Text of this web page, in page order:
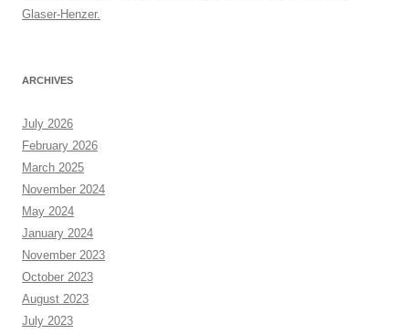
Glaser-Henzer.
ARCHIVES
July 2026
February 2026
March 2025
November 2024
May 2024
January 2024
November 2023
October 2023
August 2023
July 2023